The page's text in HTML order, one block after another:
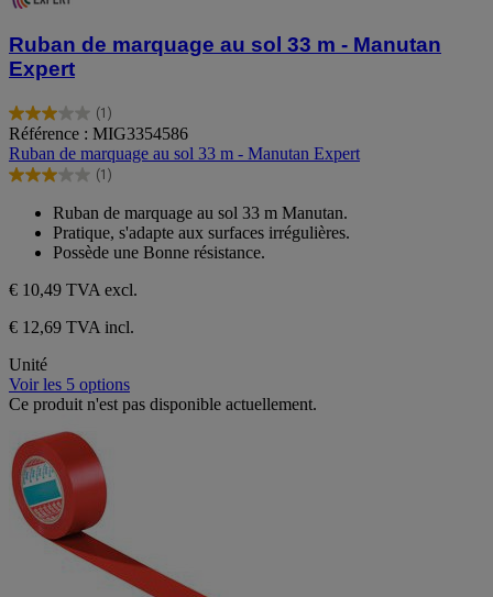
Ruban de marquage au sol 33 m - Manutan
Expert
(1)
3.0
sur
5
étoiles.
avis
Référence : MIG3354586
Ruban de marquage au sol 33 m - Manutan Expert
(1)
3.0
étoiles.
avis
Ruban de marquage au sol 33 m Manutan.
Pratique, s'adapte aux surfaces irrégulières.
Possède une Bonne résistance.
€ 10,49 TVA excl.
€ 12,69 TVA incl.
Unité
Voir les 5 options
Ce produit n'est pas disponible actuellement.